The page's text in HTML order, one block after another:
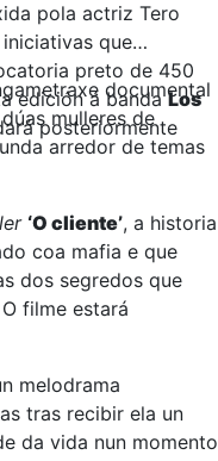
pola actriz Tero
que
preto de 450
edición á bandaLos
posteriormente
documental
mulleres de
arredor de temas
‘O cliente’, a historia
coa mafia e que
dos segredos que
filme estará
melodrama
tras recibir ela un
da vida nun momento